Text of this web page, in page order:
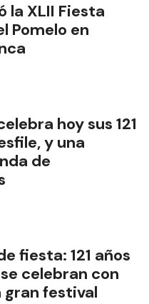
la XLII Fiesta
Pomelo en
hoy sus 121
y una
de
fiesta: 121 años
celebran con
gran festival